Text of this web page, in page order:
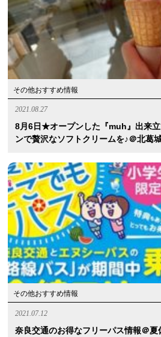
その他おすすめ情報
2021.08.27
8月6日★オープンした『muh』出来
ンで贅沢なソフトクリームを♪＠北葛
その他おすすめ情報
2021.07.12
奈良交通のお得なフリーパス情報＠夏